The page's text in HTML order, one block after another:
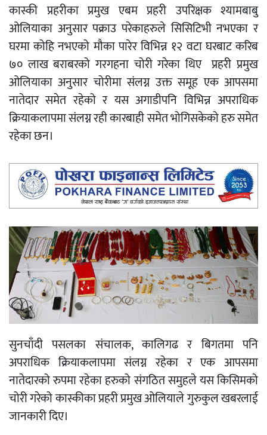
कास्की प्रहरीका प्रमुख एबम प्रहरी उपरिक्षक श्यामबाबु
ओलियाका अनुसार पक्राउ परेकाहरुले सिसिटिभी नभएका र
घरमा कोहि नभएको मौका पारेर विभिन्न १२ वटा घरबाट करिब
७० लाख बराबरको गरगहना चोरी गरेका थिए प्रहरी प्रमुख
ओलियाका अनुसार चोरीमा संलग्न उक्त समूह एक आपसमा
नातेदार समेत रहेको र यस अगाडीपनि विभिन्न अपराधिक
क्रियाकलापमा संलग्न रही कारबाही समेत भोगिसकेको हरु समेत
रहेका छन।
सुनचाँदी पसलका संचालक, कालिगढ र बिगतमा पनि
अपराधिक क्रियाकलापमा संलग्न रहेका र एक आपसमा
नातेदारको रुपमा रहेका हरुको संगठित समुहले यस किसिमको
चोरी गरेको कास्कीका प्रहरी प्रमुख ओलियाले गुरुकुल खबरलाई
जानकारी दिए।